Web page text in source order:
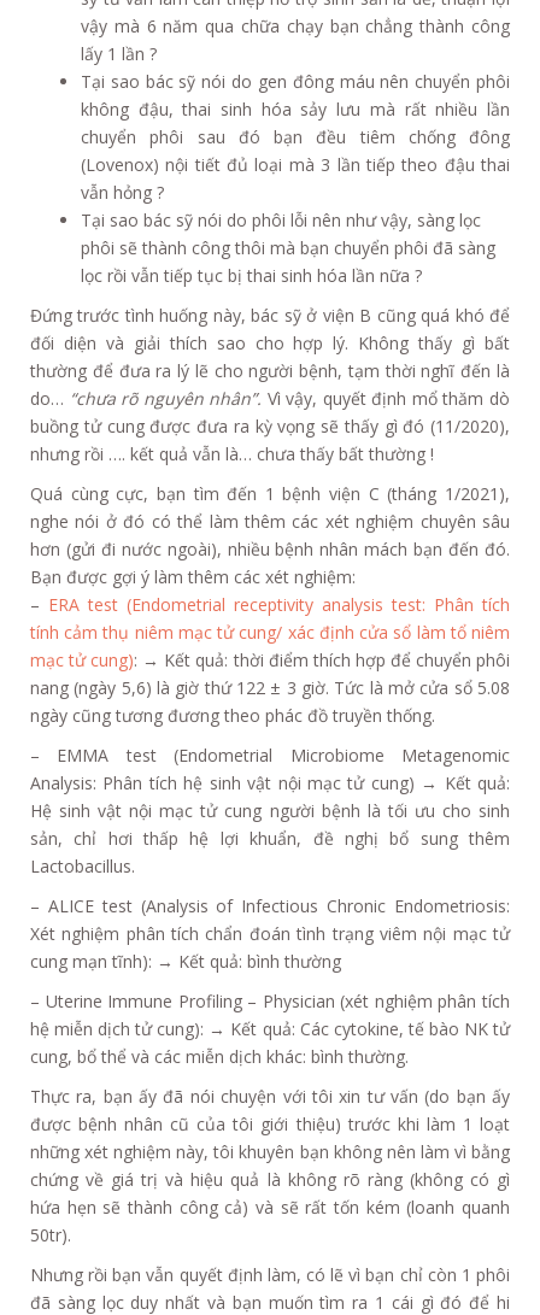
vậy mà 6 năm qua chữa chạy bạn chẳng thành công
lấy 1 lần ?
Tại sao bác sỹ nói do gen đông máu nên chuyển phôi
không đậu, thai sinh hóa sảy lưu mà rất nhiều lần
chuyển phôi sau đó bạn đều tiêm chống đông
(Lovenox) nội tiết đủ loại mà 3 lần tiếp theo đậu thai
vẫn hỏng ?
Tại sao bác sỹ nói do phôi lỗi nên như vậy, sàng lọc
phôi sẽ thành công thôi mà bạn chuyển phôi đã sàng
lọc rồi vẫn tiếp tục bị thai sinh hóa lần nữa ?
Đứng trước tình huống này, bác sỹ ở viện B cũng quá khó để
đối diện và giải thích sao cho hợp lý. Không thấy gì bất
thường để đưa ra lý lẽ cho người bệnh, tạm thời nghĩ đến là
do… “chưa rõ nguyên nhân”. Vì vậy, quyết định mổ thăm dò
buồng tử cung được đưa ra kỳ vọng sẽ thấy gì đó (11/2020),
nhưng rồi …. kết quả vẫn là… chưa thấy bất thường !
Quá cùng cực, bạn tìm đến 1 bệnh viện C (tháng 1/2021),
nghe nói ở đó có thể làm thêm các xét nghiệm chuyên sâu
hơn (gửi đi nước ngoài), nhiều bệnh nhân mách bạn đến đó.
Bạn được gợi ý làm thêm các xét nghiệm:
– ERA test (Endometrial receptivity analysis test: Phân tích
tính cảm thụ niêm mạc tử cung/ xác định cửa sổ làm tổ niêm
mạc tử cung): → Kết quả: thời điểm thích hợp để chuyển phôi
nang (ngày 5,6) là giờ thứ 122 ± 3 giờ. Tức là mở cửa sổ 5.08
ngày cũng tương đương theo phác đồ truyền thống.
– EMMA test (Endometrial Microbiome Metagenomic
Analysis: Phân tích hệ sinh vật nội mạc tử cung) → Kết quả:
Hệ sinh vật nội mạc tử cung người bệnh là tối ưu cho sinh
sản, chỉ hơi thấp hệ lợi khuẩn, đề nghị bổ sung thêm
Lactobacillus.
– ALICE test (Analysis of Infectious Chronic Endometriosis:
Xét nghiệm phân tích chẩn đoán tình trạng viêm nội mạc tử
cung mạn tĩnh): → Kết quả: bình thường
– Uterine Immune Profiling – Physician (xét nghiệm phân tích
hệ miễn dịch tử cung): → Kết quả: Các cytokine, tế bào NK tử
cung, bổ thể và các miễn dịch khác: bình thường.
Thực ra, bạn ấy đã nói chuyện với tôi xin tư vấn (do bạn ấy
được bệnh nhân cũ của tôi giới thiệu) trước khi làm 1 loạt
những xét nghiệm này, tôi khuyên bạn không nên làm vì bằng
chứng về giá trị và hiệu quả là không rõ ràng (không có gì
hứa hẹn sẽ thành công cả) và sẽ rất tốn kém (loanh quanh
50tr).
Nhưng rồi bạn vẫn quyết định làm, có lẽ vì bạn chỉ còn 1 phôi
đã sàng lọc duy nhất và bạn muốn tìm ra 1 cái gì đó để hi